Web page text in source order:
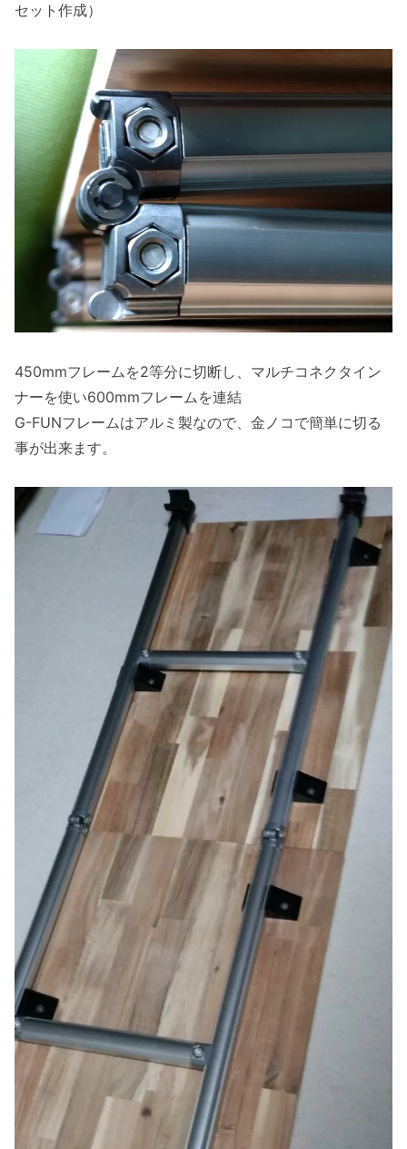
セット作成）
450mmフレームを2等分に切断し、マルチコネクタイン
ナーを使い600mmフレームを連結
G-FUNフレームはアルミ製なので、金ノコで簡単に切る
事が出来ます。